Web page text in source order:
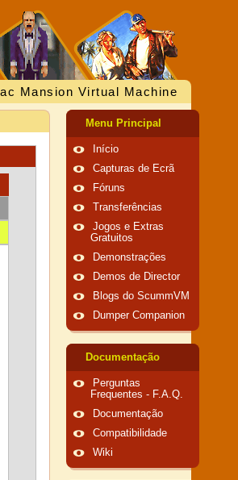
Mansion Virtual Machine
Menu Principal
Início
Capturas de Ecrã
Fóruns
Transferências
Jogos e Extras
Gratuitos
Demonstrações
Demos de Director
Blogs do ScummVM
Dumper Companion
Documentação
Perguntas
Frequentes - F.A.Q.
Documentação
Compatibilidade
Wiki